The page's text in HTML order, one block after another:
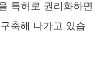
특허로 권리화하면
축해 나가고 있습